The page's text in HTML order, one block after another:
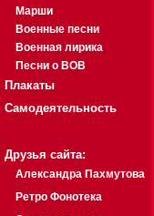
Марши
Военные песни
Военная лирика
Песни о ВОВ
Плакаты
Самодеятельность
Друзья сайта:
Александра Пахмутова
Ретро Фонотека